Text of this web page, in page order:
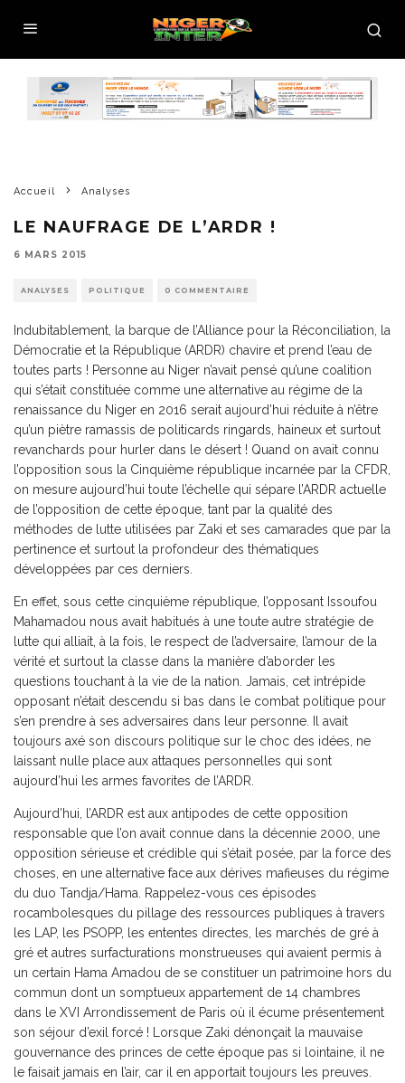
Accueil Analyses
LE NAUFRAGE DE L’ARDR !
6 MARS 2015
ANALYSES POLITIQUE 0 COMMENTAIRE
Indubitablement, la barque de l’Alliance pour la Réconciliation, la
Démocratie et la République (ARDR) chavire et prend l’eau de
toutes parts ! Personne au Niger n’avait pensé qu’une coalition
qui s’était constituée comme une alternative au régime de la
renaissance du Niger en 2016 serait aujourd’hui réduite à n’être
qu’un piètre ramassis de politicards ringards, haineux et surtout
revanchards pour hurler dans le désert ! Quand on avait connu
l’opposition sous la Cinquième république incarnée par la CFDR,
on mesure aujourd’hui toute l’échelle qui sépare l’ARDR actuelle
de l’opposition de cette époque, tant par la qualité des
méthodes de lutte utilisées par Zaki et ses camarades que par la
pertinence et surtout la profondeur des thématiques
développées par ces derniers.
En effet, sous cette cinquième république, l’opposant Issoufou
Mahamadou nous avait habitués à une toute autre stratégie de
lutte qui alliait, à la fois, le respect de l’adversaire, l’amour de la
vérité et surtout la classe dans la manière d’aborder les
questions touchant à la vie de la nation. Jamais, cet intrépide
opposant n’était descendu si bas dans le combat politique pour
s’en prendre à ses adversaires dans leur personne. Il avait
toujours axé son discours politique sur le choc des idées, ne
laissant nulle place aux attaques personnelles qui sont
aujourd’hui les armes favorites de l’ARDR.
Aujourd’hui, l’ARDR est aux antipodes de cette opposition
responsable que l’on avait connue dans la décennie 2000, une
opposition sérieuse et crédible qui s’était posée, par la force des
choses, en une alternative face aux dérives mafieuses du régime
du duo Tandja/Hama. Rappelez-vous ces épisodes
rocambolesques du pillage des ressources publiques à travers
les LAP, les PSOPP, les ententes directes, les marchés de gré à
gré et autres surfacturations monstrueuses qui avaient permis à
un certain Hama Amadou de se constituer un patrimoine hors du
commun dont un somptueux appartement de 14 chambres
dans le XVI Arrondissement de Paris où il écume présentement
son séjour d’exil forcé ! Lorsque Zaki dénonçait la mauvaise
gouvernance des princes de cette époque pas si lointaine, il ne
le faisait jamais en l’air, car il en apportait toujours les preuves.